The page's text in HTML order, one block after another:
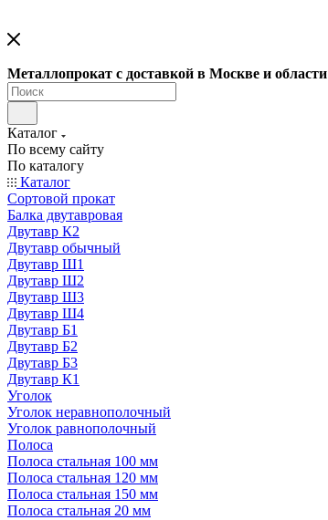
Металлопрокат с доставкой в Москве и области
Каталог
По всему сайту
По каталогу
Каталог
Сортовой прокат
Балка двутавровая
Двутавр К2
Двутавр обычный
Двутавр Ш1
Двутавр Ш2
Двутавр Ш3
Двутавр Ш4
Двутавр Б1
Двутавр Б2
Двутавр Б3
Двутавр К1
Уголок
Уголок неравнополочный
Уголок равнополочный
Полоса
Полоса стальная 100 мм
Полоса стальная 120 мм
Полоса стальная 150 мм
Полоса стальная 20 мм